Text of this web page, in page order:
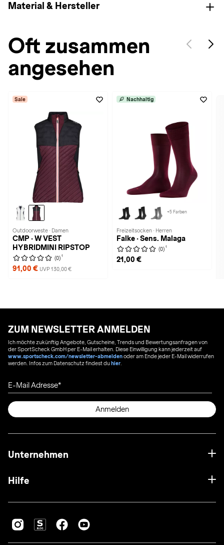
Material & Hersteller
Oft zusammen
angesehen
Sale
Outdoorweste · Damen
CMP · W VEST
HYBRIDMINI RIPSTOP
(0) 1
91,00 € UVP 130,00 €
Nachhaltig
+5 Farben
Freizeitsocken · Herren
Falke · Sens. Malaga
(0) 1
21,00 €
ZUM NEWSLETTER ANMELDEN
Ich möchte zukünftig Angebote, Gutscheine, Trends und Bewertungsanfragen von
der SportScheck GmbH per E-Mail erhalten. Diese Einwilligung kann jederzeit auf
www.sportscheck.com/newsletter-abmeldenoder am Ende jeder E-Mail widerrufen
werden. Infos zum Datenschutz findest duhier
E-Mail Adresse
Anmelden
Unternehmen
Hilfe